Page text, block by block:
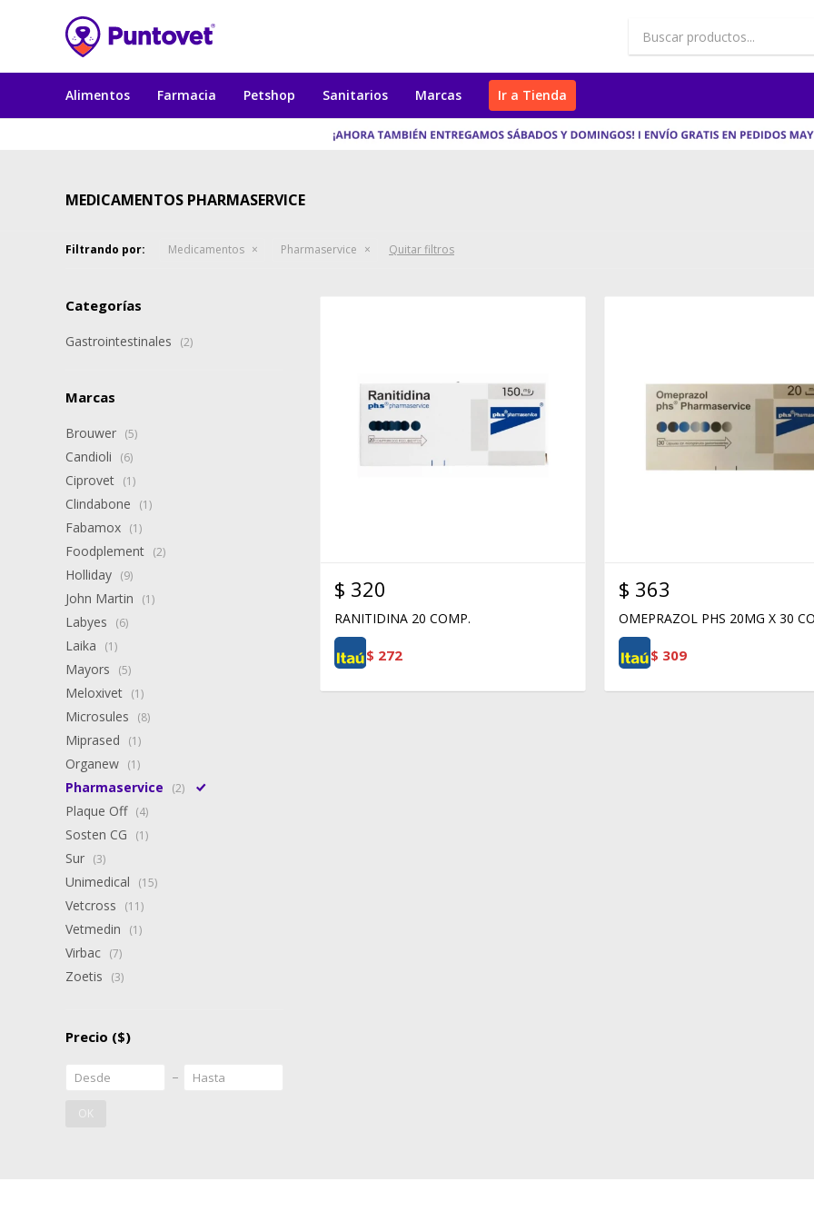
Alimentos Farmacia Petshop Sanitarios Marcas Ir a Tienda
MEDICAMENTOS PHARMASERVICE
Filtrando por: Medicamentos Pharmaservice Quitar filtros
$ 320
RANITIDINA 20 COMP.
$ 272
$ 363
OMEPRAZOL PHS 20MG X 30
$ 309
Categorías
Gastrointestinales (2)
Marcas
Brouwer (5)
Candioli (6)
Ciprovet (1)
Clindabone (1)
Fabamox (1)
Foodplement (2)
Holliday (9)
John Martin (1)
Labyes (6)
Laika (1)
Mayors (5)
Meloxivet (1)
Microsules (8)
Miprased (1)
Organew (1)
Pharmaservice (2)
Plaque Off (4)
Sosten CG (1)
Sur (3)
Unimedical (15)
Vetcross (11)
Vetmedin (1)
Virbac (7)
Zoetis (3)
Precio ($)
OK